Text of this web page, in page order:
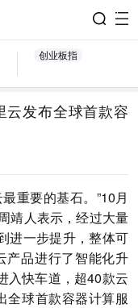
创业板指
发布全球首款容
重要的基石。”10月
靖人表示，经过大量
进一步提升，整体可
产品进行了智能化升
入快车道，超40款云
全球首款容器计算服